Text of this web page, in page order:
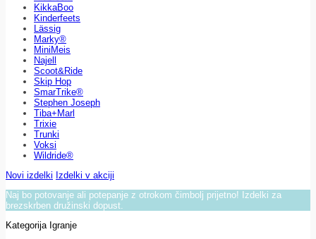
KikkaBoo
Kinderfeets
Lässig
Marky®
MiniMeis
Najell
Scoot&Ride
Skip Hop
SmarTrike®
Stephen Joseph
Tiba+Marl
Trixie
Trunki
Voksi
Wildride®
Novi izdelki Izdelki v akciji
Naj bo potovanje ali potepanje z otrokom čimbolj prijetno! Izdelki za
brezskrben družinski dopust.
Kategorija Igranje